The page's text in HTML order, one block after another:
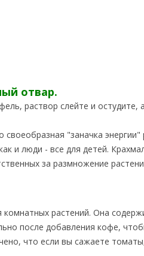
отвар.
раствор слейте и
"заначка
и люди - все для детей.
за размножение
растений. Она
после добавления кофе,
что если вы сажаете